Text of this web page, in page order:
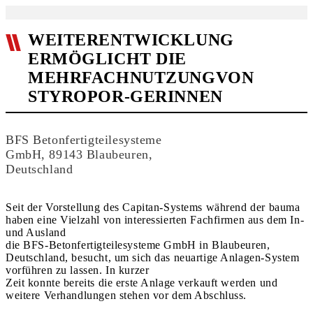
WEITERENTWICKLUNG
ERMÖGLICHT DIE
MEHRFACHNUTZUNGVON
STYROPOR-GERINNEN
BFS Betonfertigteilesysteme
GmbH, 89143 Blaubeuren,
Deutschland
Seit der Vorstellung des Capitan-Systems während der bauma
haben eine Vielzahl von interessierten Fachfirmen aus dem In-
und Ausland
die BFS-Betonfertigteilesysteme GmbH in Blaubeuren,
Deutschland, besucht, um sich das neuartige Anlagen-System
vorführen zu lassen. In kurzer
Zeit konnte bereits die erste Anlage verkauft werden und
weitere Verhandlungen stehen vor dem Abschluss.